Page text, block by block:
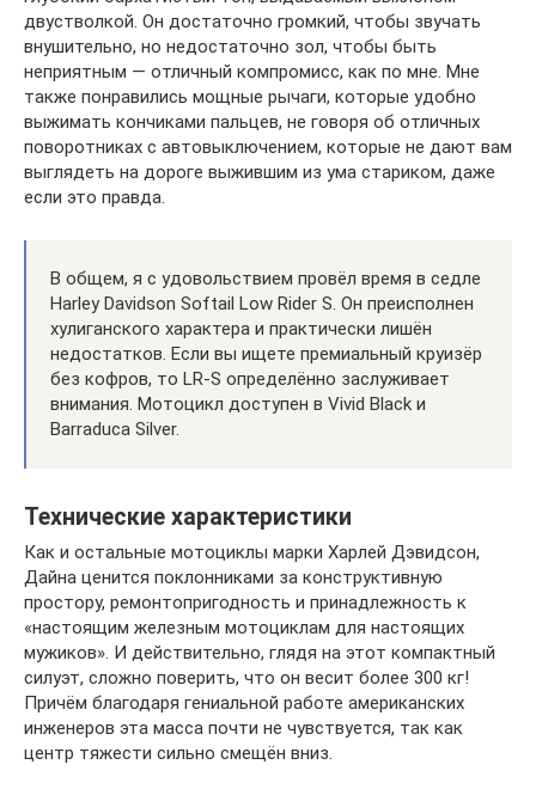
двустволкой. Он достаточно громкий, чтобы звучать
внушительно, но недостаточно зол, чтобы быть
неприятным — отличный компромисс, как по мне. Мне
также понравились мощные рычаги, которые удобно
выжимать кончиками пальцев, не говоря об отличных
поворотниках с автовыключением, которые не дают вам
выглядеть на дороге выжившим из ума стариком, даже
если это правда.
В общем, я с удовольствием провёл время в седле
Harley Davidson Softail Low Rider S. Он преисполнен
хулиганского характера и практически лишён
недостатков. Если вы ищете премиальный круизёр
без кофров, то LR-S определённо заслуживает
внимания. Мотоцикл доступен в Vivid Black и
Barraduca Silver.
Технические характеристики
Как и остальные мотоциклы марки Харлей Дэвидсон,
Дайна ценится поклонниками за конструктивную
простору, ремонтопригодность и принадлежность к
«настоящим железным мотоциклам для настоящих
мужиков». И действительно, глядя на этот компактный
силуэт, сложно поверить, что он весит более 300 кг!
Причём благодаря гениальной работе американских
инженеров эта масса почти не чувствуется, так как
центр тяжести сильно смещён вниз.